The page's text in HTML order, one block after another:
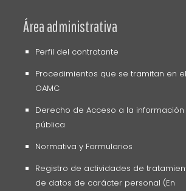
Área administrativa
Perfil del contratante
Procedimientos que se tramitan en el
OAMC
Derecho de Acceso a la información
pública
Normativa y Formularios
Registro de actividades de
de datos de carácter personal (En